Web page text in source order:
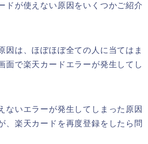
ドが使えない原因をいくつかご紹介
因は、ほぼほぼ全ての人に当てはま
面で楽天カードエラーが発生してし
ないエラーが発生してしまった原因
、楽天カードを再度登録をしたら問